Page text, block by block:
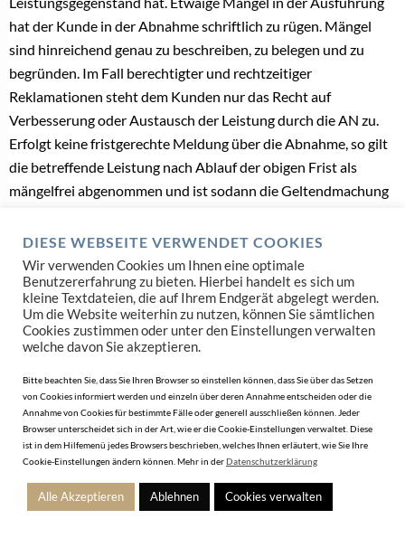
hat der Kunde in der Abnahme schriftlich zu rügen. Mängel
sind hinreichend genau zu beschreiben, zu belegen und zu
begründen. Im Fall berechtigter und rechtzeitiger
Reklamationen steht dem Kunden nur das Recht auf
Verbesserung oder Austausch der Leistung durch die AN zu.
Erfolgt keine fristgerechte Meldung über die Abnahme, so gilt
die betreffende Leistung nach Ablauf der obigen Frist als
mängelfrei abgenommen und ist sodann die Geltendmachung
das Recht auf Irrtumsanfechtung aufgrund von Mängeln
ausgeschlossen.
Im Fall berechtigter und rechtzeitiger Mängelrüge steht dem
Kunden das Recht auf Verbesserung oder Austausch der
Leistung durch die AN zu und werden die Mängel in
angemessener Frist behoben wobei der Kunde im Sinne seiner
vertraglichen Sorgfaltspflicht alle zur Untersuchung und
Mängelbehebung erforderlichen Maßnahmen zu ermöglichen
hat. Die AN ist berechtigt, die Verbesserung der Leistung zu
verweigern, wenn diese unmöglich oder mit einem
unverhältnismäßig hohen Aufwand verbunden ist. In diesem
DIESE WEBSEITE VERWENDET COOKIES
Wir verwenden Cookies um Ihnen eine optimale
Benutzererfahrung zu bieten. Hierbei handelt es sich um
kleine Textdateien, die auf Ihrem Endgerät abgelegt werden.
Um die Website weiterhin zu nutzen, können Sie sämtlichen
Cookies zustimmen oder unter den Einstellungen verwalten
welche davon Sie akzeptieren.
Bitte beachten Sie, dass Sie Ihren Browser so einstellen können, dass Sie über das Setzen
von Cookies informiert werden und einzeln über deren Annahme entscheiden oder die
Annahme von Cookies für bestimmte Fälle oder generell ausschließen können. Jeder
Browser unterscheidet sich in der Art, wie er die Cookie-Einstellungen verwaltet. Diese
ist in dem Hilfemenü jedes Browsers beschrieben, welches Ihnen erläutert, wie Sie Ihre
Cookie-Einstellungen ändern können. Mehr in derDatenschutzerklärung
Alle Akzeptieren Ablehnen Cookies verwalten